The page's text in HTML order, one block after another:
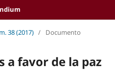
38 (2017) / Documento
a favor de la paz